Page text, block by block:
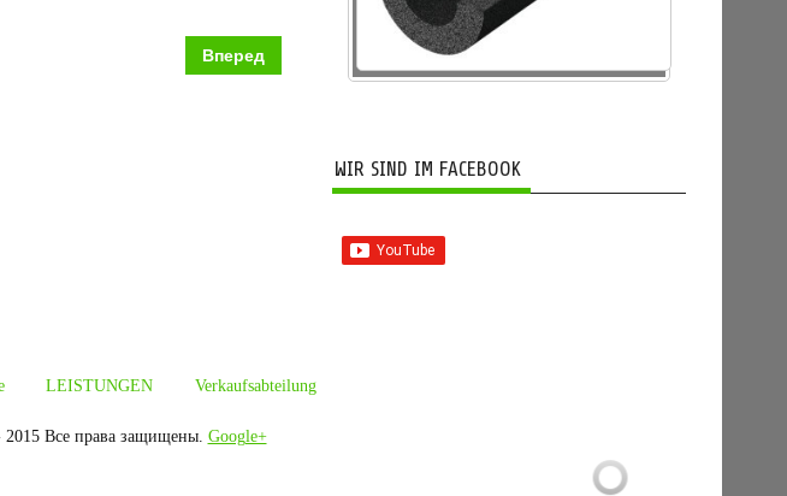
Вперед
WIR SIND IM FACEBOOK
LEISTUNGEN Verkaufsabteilung
Все права защищены. Google+